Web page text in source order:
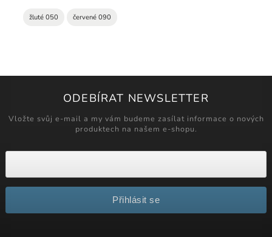
žluté 050 červené 090
ODEBÍRAT NEWSLETTER
Vložte svůj e-mail a my vám budeme zasílat informace o nových
produktech na našem e-shopu.
Přihlásit se